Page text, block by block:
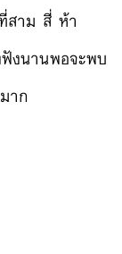
สาม สี่ ห้า
งนานพอจะพบ
าก